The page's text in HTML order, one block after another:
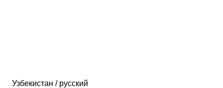
Узбекистан / русский